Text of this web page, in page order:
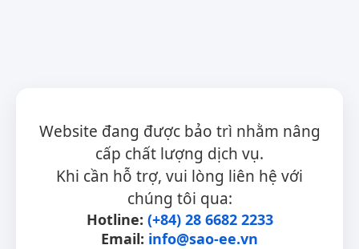
Website đang được bảo trì nhằm nâng
cấp chất lượng dịch vụ.
Khi cần hỗ trợ, vui lòng liên hệ với
chúng tôi qua:
Hotline: (+84) 28 6682 2233
Email: info@sao-ee.vn